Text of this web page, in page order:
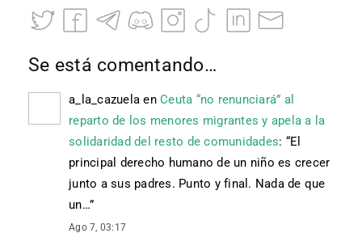
Se está comentando…
a_la_cazuela en Ceuta “no renunciará” al
reparto de los menores migrantes y apela a la
solidaridad del resto de comunidades: “El
principal derecho humano de un niño es crecer
junto a sus padres. Punto y final. Nada de que
un…”
Ago 7, 03:17